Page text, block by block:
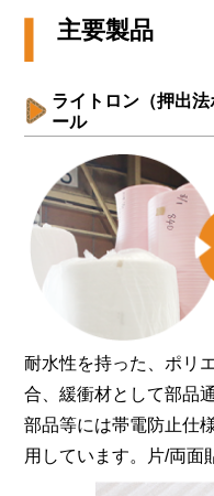
主要製品
ライトロン（押出
ール
耐水性を持った、ポリ
合、緩衝材として部品
部品等には帯電防止仕
用しています。片/両面